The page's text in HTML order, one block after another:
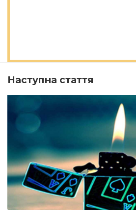
Наступна стаття